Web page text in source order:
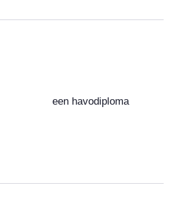
een havodiploma